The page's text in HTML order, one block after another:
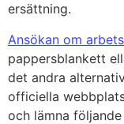
ersättning.
Ansökan om
pappersblankett
det andra
officiella
och lämna